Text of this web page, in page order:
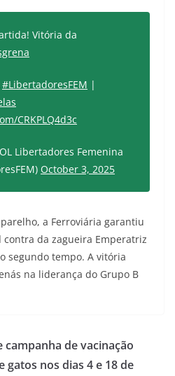
Vitória da
#LibertadoresFEM |
CRKPLQ4d3c
Libertadores Femenina
October 3, 2025
a Ferroviária garantiu
da zagueira Emperatriz
segundo tempo. A vitória
na liderança do Grupo B
de vacinação
gatos nos dias 4 e 18 de